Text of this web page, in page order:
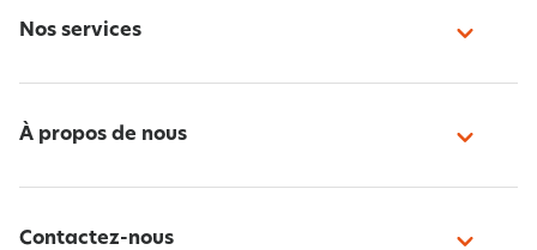
Nos services
À propos de nous
Contactez-nous